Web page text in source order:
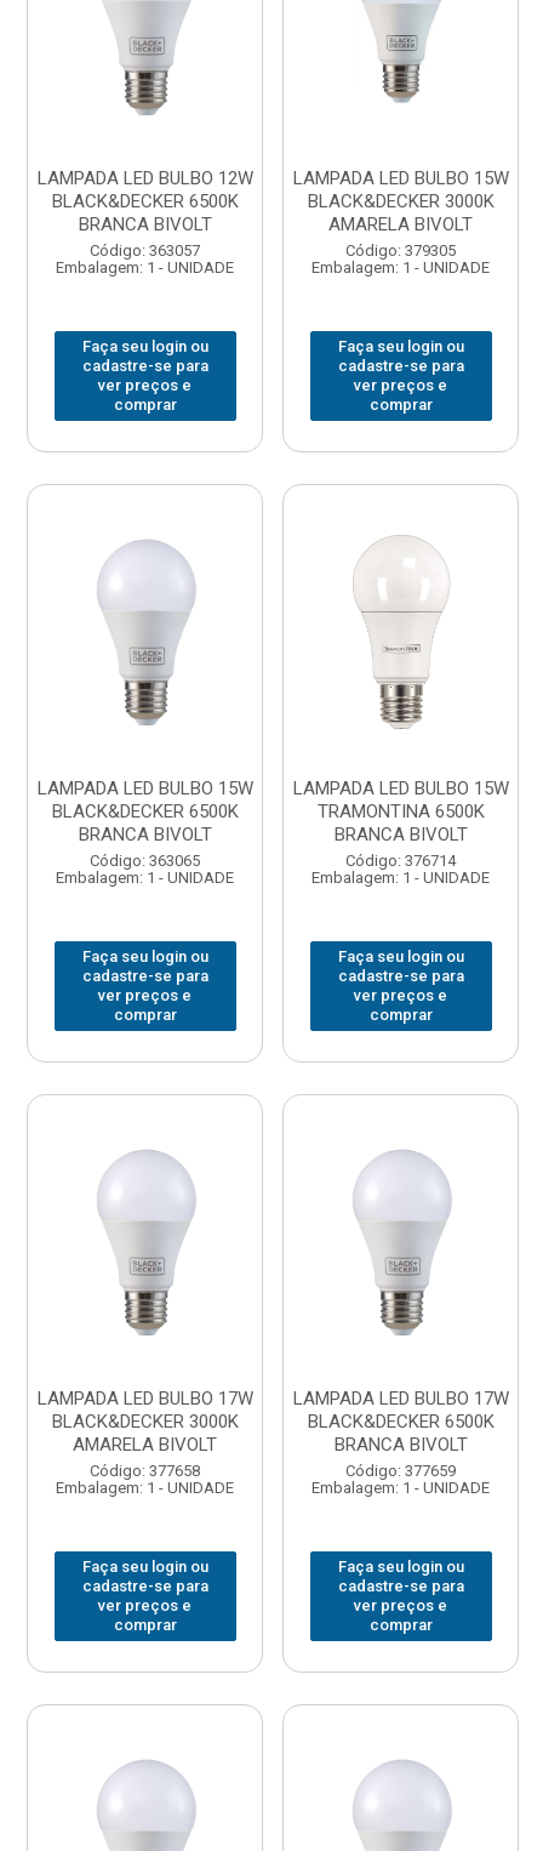
LAMPADA LED BULBO 12W
BLACK&DECKER 6500K
BRANCA BIVOLT
Código: 363057
Embalagem: 1 - UNIDADE
Faça seu login ou
cadastre-se para
ver preços e
comprar
LAMPADA LED BULBO 15W
BLACK&DECKER 3000K
AMARELA BIVOLT
Código: 379305
Embalagem: 1 - UNIDADE
Faça seu login ou
cadastre-se para
ver preços e
comprar
LAMPADA LED BULBO 15W
BLACK&DECKER 6500K
BRANCA BIVOLT
Código: 363065
Embalagem: 1 - UNIDADE
Faça seu login ou
cadastre-se para
ver preços e
comprar
LAMPADA LED BULBO 15W
TRAMONTINA 6500K
BRANCA BIVOLT
Código: 376714
Embalagem: 1 - UNIDADE
Faça seu login ou
cadastre-se para
ver preços e
comprar
LAMPADA LED BULBO 17W
BLACK&DECKER 3000K
AMARELA BIVOLT
Código: 377658
Embalagem: 1 - UNIDADE
Faça seu login ou
cadastre-se para
ver preços e
comprar
LAMPADA LED BULBO 17W
BLACK&DECKER 6500K
BRANCA BIVOLT
Código: 377659
Embalagem: 1 - UNIDADE
Faça seu login ou
cadastre-se para
ver preços e
comprar